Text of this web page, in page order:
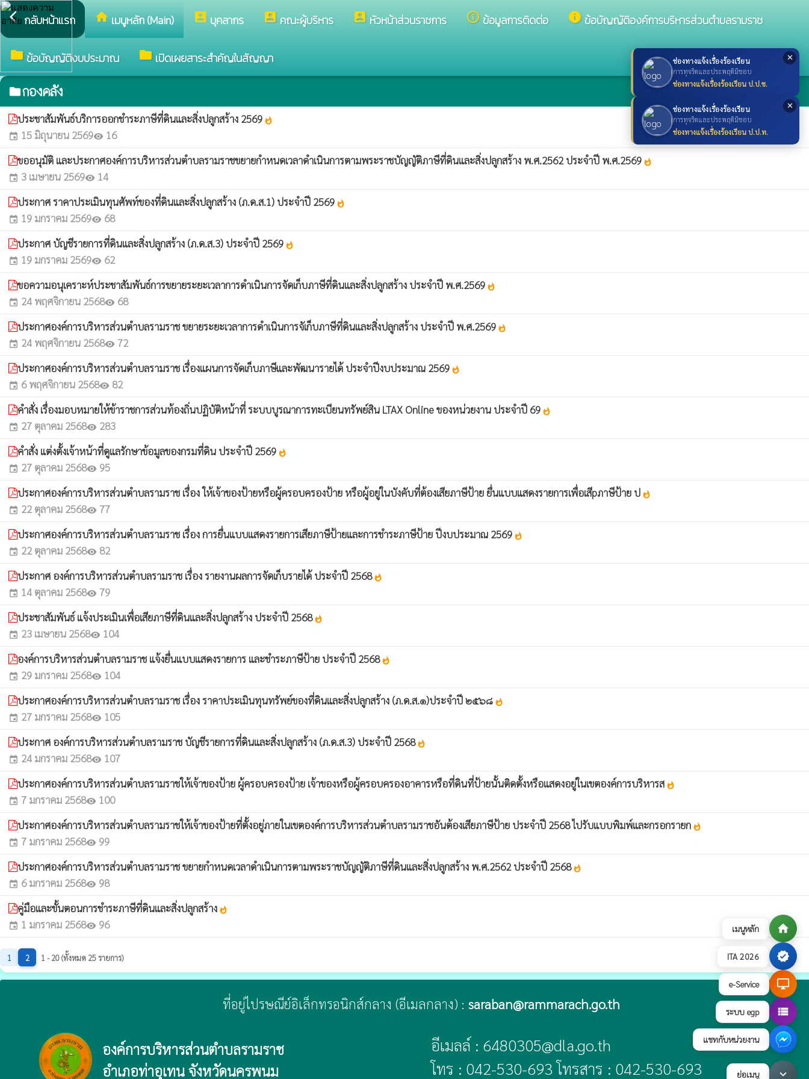
เมนูหลัก home
ITA 2026 verified
e-Service desktop_windows
ระบบ egp view_list
แชทกับหน่วยงาน
ย่อเมนู keyboard_arrow_down
✕
ช่องทางแจ้งเรื่องร้องเรียน
การทุจริตและประพฤติมิชอบ
ช่องทางแจ้งเรื่องร้องเรียน ป.ป.ช.
✕
ช่องทางแจ้งเรื่องร้องเรียน
การทุจริตและประพฤติมิชอบ
ช่องทางแจ้งเรื่องร้องเรียน ป.ป.ท.
arrow_back_ios กลับหน้าแรก homeเมนูหลัก (Main) account_box บุคลากร account_box คณะผู้บริหาร account_box หัวหน้าส่วนราชการ info_outline ข้อมูลการติดต่อ info ข้อบัญญัติองค์การบริหารส่วนตำบลรามราช
folder ข้อบัญญัติงบประมาณ folder เปิดเผยสาระสำคัญในสัญญา
folderกองคลัง
ประชาสัมพันธ์บริการออกชำระภาษีที่ดินและสิ่งปลูกสร้าง 2569 whatshot
event 15 มิถุนายน 2569visibility 16
ขออนุมัติ และประกาศองค์การบริหารส่วนตำบลรามราชขยายกำหนดเวลาดำเนินการตามพระราชบัญญัติภาษีที่ดินและสิ่งปลูกสร้าง พ.ศ.2562 ประจำปี พ.ศ.2569 whatshot
event 3 เมษายน 2569visibility 14
ประกาศ ราคาประเมินทุนศัพท์ของที่ดินและสิ่งปลูกสร้าง (ภ.ด.ส.1) ประจำปี 2569 whatshot
event 19 มกราคม 2569visibility 68
ประกาศ บัญชีรายการที่ดินและสิ่งปลูกสร้าง (ภ.ด.ส.3) ประจำปี 2569 whatshot
event 19 มกราคม 2569visibility 62
ขอความอนุเคราะห์ประชาสัมพันธ์การขยายระยะเวลาการดำเนินการจัดเก็บภาษีที่ดินและสิ่งปลูกสร้าง ประจำปี พ.ศ.2569 whatshot
event 24 พฤศจิกายน 2568visibility 68
ประกาศองค์การบริหารส่วนตำบลรามราช ขยายระยะเวลาการดำเนินการจัเก็บภาษีที่ดินและสิ่งปลูกสร้าง ประจำปี พ.ศ.2569 whatshot
event 24 พฤศจิกายน 2568visibility 72
ประกาศองค์การบริหารส่วนตำบลรามราช เรื่องแผนการจัดเก็บภาษีและพัฒนารายได้ ประจำปีงบประมาณ 2569 whatshot
event 6 พฤศจิกายน 2568visibility 82
คำสั่ง เรื่องมอบหมายให้ข้าราชการส่วนท้องถิ่นปฏิบัติหน้าที่ ระบบบูรณาการทะเบียนทรัพย์สิน LTAX Online ของหน่วยงาน ประจำปี 69 whatshot
event 27 ตุลาคม 2568visibility 283
คำสั่ง แต่งตั้งเจ้าหน้าที่ดูแลรักษาข้อมูลของกรมที่ดิน ประจำปี 2569 whatshot
event 27 ตุลาคม 2568visibility 95
ประกาศองค์การบริหารส่วนตำบลรามราช เรื่อง ให้เจ้าของป้ายหรือผู้ครอบครองป้าย หรือผู้อยู่ในบังคับที่ต้องเสียภาษีป้าย ยื่นแบบแสดงรายการเพื่อเสีpภาษีป้าย ป whatshot
event 22 ตุลาคม 2568visibility 77
ประกาศองค์การบริหารส่วนตำบลรามราช เรื่อง การยื่นแบบแสดงรายการเสียภาษีป้ายและการชำระภาษีป้าย ปีงบประมาณ 2569 whatshot
event 22 ตุลาคม 2568visibility 82
ประกาศ องค์การบริหารส่วนตำบลรามราช เรื่อง รายงานผลการจัดเก็บรายได้ ประจำปี 2568whatshot
event 14 ตุลาคม 2568visibility 79
ประชาสัมพันธ์ แจ้งประเมินเพื่อเสียภาษีที่ดินและสิ่งปลูกสร้าง ประจำปี 2568whatshot
event 23 เมษายน 2568visibility 104
องค์การบริหารส่วนตำบลรามราช แจ้งยื่นแบบแสดงรายการ และชำระภาษีป้าย ประจำปี 2568whatshot
event 29 มกราคม 2568visibility 104
ประกาศองค์การบริหารส่วนตำบลรามราช เรื่อง ราคาประเมินทุนทรัพย์ของที่ดินและสิ่งปลูกสร้าง (ภ.ด.ส.๑)ประจำปี ๒๕๖๘ whatshot
event 27 มกราคม 2568visibility 105
ประกาศ องค์การบริหารส่วนตำบลรามราช บัญชีรายการที่ดินและสิ่งปลูกสร้าง (ภ.ด.ส.3) ประจำปี 2568whatshot
event 24 มกราคม 2568visibility 107
ประกาศองค์การบริหารส่วนตำบลรามราชให้เจ้าของป้าย ผู้ครอบครองป้าย เจ้าของหรือผู้ครอบครองอาคารหรือที่ดินที่ป้ายนั้นติดตั้งหรือแสดงอยู่ในเขตองค์การบริหารส whatshot
event 7 มกราคม 2568visibility 100
ประกาศองค์การบริหารส่วนตำบลรามราชให้เจ้าของป้ายที่ตั้งอยู่ภายในเขตองค์การบริหารส่วนตำบลรามราชอันต้องเสียภาษีป้าย ประจำปี 2568 ไปรับแบบพิมพ์และกรอกรายก whatshot
event 7 มกราคม 2568visibility 99
ประกาศองค์การบริหารส่วนตำบลรามราช ขยายกำหนดเวลาดำเนินการตามพระราชบัญญัติภาษีที่ดินและสิ่งปลูกสร้าง พ.ศ.2562 ประจำปี 2568whatshot
event 6 มกราคม 2568visibility 98
คู่มือและขั้นตอนการชำระภาษีที่ดินและสิ่งปลูกสร้าง whatshot
event 1 มกราคม 2568visibility 96
1 2 1 - 20 (ทั้งหมด 25 รายการ)
ที่อยู่ไปรษณีย์อิเล็กทรอนิกส์กลาง (อีเมลกลาง) : saraban@rammarach.go.th
องค์การบริหารส่วนตำบลรามราช
อำเภอท่าอุเทน จังหวัดนครพนม
อีเมลล์ : 6480305@dla.go.th
โทร : 042-530-693 โทรสาร : 042-530-693